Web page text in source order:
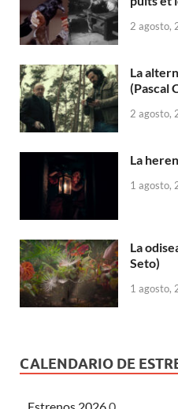
2 agosto,
La
(Pascal
2 agosto,
La
1 agosto,
La
Seto)
1 agosto,
CALENDARIO DE